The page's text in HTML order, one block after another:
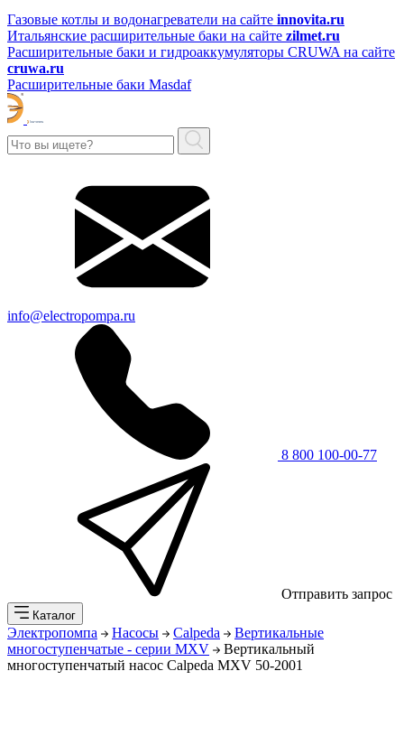
Газовые котлы и водонагреватели на сайте innovita.ru
Итальянские расширительные баки на сайте zilmet.ru
Расширительные баки и гидроаккумуляторы CRUWA на сайте
cruwa.ru
Расширительные баки Masdaf
info@electropompa.ru
8 800 100-00-77
Отправить запрос
Каталог
Электропомпа Насосы Calpeda
Вертикальные
многоступенчатые - серии MXV
Вертикальный
многоступенчатый насос Calpeda MXV 50-2001